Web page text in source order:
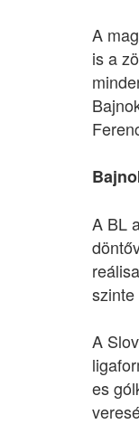
A
is a
A BL
A
es